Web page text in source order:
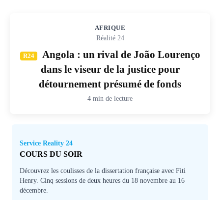
AFRIQUE
Réalité 24
R24
Angola : un rival de João Lourenço
dans le viseur de la justice pour
détournement présumé de fonds
4 min de lecture
Service Reality 24
COURS DU SOIR
Découvrez les coulisses de la dissertation française avec Fiti
Henry. Cinq sessions de deux heures du 18 novembre au 16
décembre.